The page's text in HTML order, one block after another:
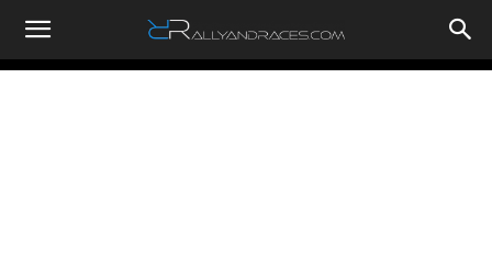
RallyandRaces.com